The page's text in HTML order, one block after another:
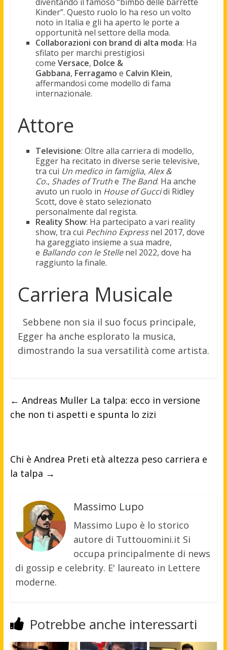
Kinder”. Questo ruolo lo ha reso un volto
noto in Italia e gli ha aperto le porte a
opportunità nel settore della moda.
Collaborazioni con brand di alta moda: Ha
sfilato per marchi prestigiosi
come Versace, Dolce &
Gabbana, Ferragamo e Calvin Klein,
affermandosi come modello di fama
internazionale.
Attore
Televisione: Oltre alla carriera di modello,
Egger ha recitato in diverse serie televisive,
tra cui Un medico in famiglia, Alex &
Co., Shades of Truthe The Band. Ha anche
avuto un ruolo in House of Guccidi Ridley
Scott, dove è stato selezionato
personalmente dal regista.
Reality Show: Ha partecipato a vari reality
show, tra cui Pechino Expressnel 2017, dove
ha gareggiato insieme a sua madre,
e Ballando con le Stellenel 2022, dove ha
raggiunto la finale.
Carriera Musicale
Sebbene non sia il suo focus principale,
Egger ha anche esplorato la musica,
dimostrando la sua versatilità come artista.
← Andreas Muller La talpa: ecco in versione
che non ti aspetti e spunta lo zizi
Chi è Andrea Preti età altezza peso carriera e
la talpa →
Massimo Lupo
Massimo Lupo è lo storico
autore di Tuttouomini.it Si
occupa principalmente di news
di gossip e celebrity. E' laureato in Lettere
moderne.
Potrebbe anche interessarti